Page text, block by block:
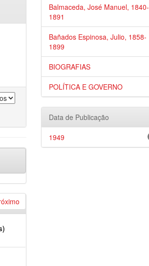
Balmaceda, José Manuel, 1840-
1891
Bañados Espinosa, Julio, 1858-
1899
BIOGRAFIAS
POLÍTICA E GOVERNO
Data de Publicação
1949